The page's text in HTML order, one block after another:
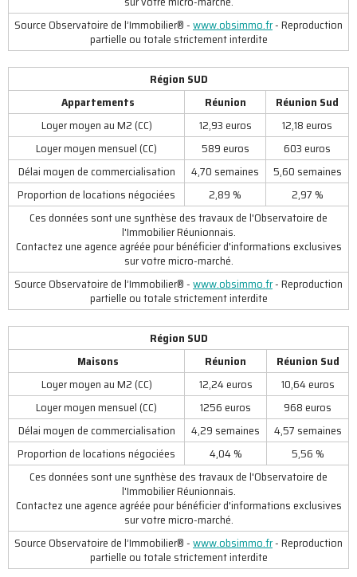
Source Observatoire de l’Immobilier® -www.obsimmo.fr- Reproduction
partielle ou totale strictement interdite
Région SUD
Appartements
Réunion
Réunion Sud
Loyer moyen au M2 (CC)
12,93 euros
12,18 euros
Loyer moyen mensuel (CC)
589 euros
603 euros
Délai moyen de commercialisation
4,70 semaines
5,60 semaines
Proportion de locations négociées
2,89 %
2,97 %
Ces données sont une synthèse des travaux de l'Observatoire de
l'Immobilier Réunionnais.
Contactez une agence agréée pour bénéficier d'informations exclusives
sur votre micro-marché.
Source Observatoire de l’Immobilier® -www.obsimmo.fr- Reproduction
partielle ou totale strictement interdite
Région SUD
Maisons
Réunion
Réunion Sud
Loyer moyen au M2 (CC)
12,24 euros
10,64 euros
Loyer moyen mensuel (CC)
1256 euros
968 euros
Délai moyen de commercialisation
4,29 semaines
4,57 semaines
Proportion de locations négociées
4,04 %
5,56 %
Ces données sont une synthèse des travaux de l'Observatoire de
l'Immobilier Réunionnais.
Contactez une agence agréée pour bénéficier d'informations exclusives
sur votre micro-marché.
Source Observatoire de l’Immobilier® -www.obsimmo.fr- Reproduction
partielle ou totale strictement interdite